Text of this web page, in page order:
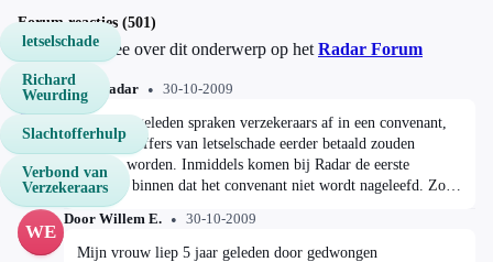
letselschade
Richard
Weurding
Slachtofferhulp
Verbond van
Verzekeraars
Forum reacties (501)
Discussieer mee over dit onderwerp op het Radar Forum
R
Door Radar 30-10-2009
Drie jaar geleden spraken verzekeraars af in een convenant,
dat slachtoffers van letselschade eerder betaald zouden
moeten worden. Inmiddels komen bij Radar de eerste
signalen binnen dat het convenant niet wordt nageleefd. Zo
zijn slachtoffers van letselschade opnieuw de dupe van
eindeloos gesteggel tussen de verschillende partijen. Maandag
in Radar de verhalen van deze mensen. Naar de uitzending
WE
Door Willem E. 30-10-2009
Mijn vrouw liep 5 jaar geleden door gedwongen